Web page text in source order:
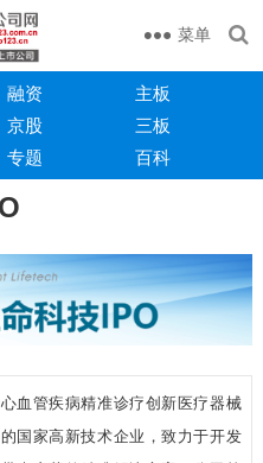
菜单
融资
主板
京股
三板
专题 百科
血管疾病精准诊疗创新医疗器械
国家高新技术企业，致力于开发